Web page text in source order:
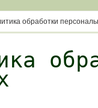
обработки